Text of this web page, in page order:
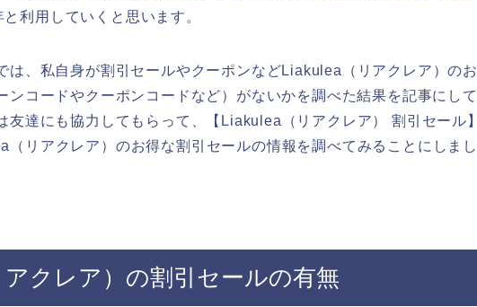
利用していくと思います。
は、私自身が割引セールやクーポンなどLiakulea（リアクレア）のお
ンコードやクーポンコードなど）がないかを調べた結果を記事にして
友達にも協力してもらって、【Liakulea（リアクレア） 割引セール】
（リアクレア）のお得な割引セールの情報を調べてみることにしまし
アクレア）の割引セールの有無